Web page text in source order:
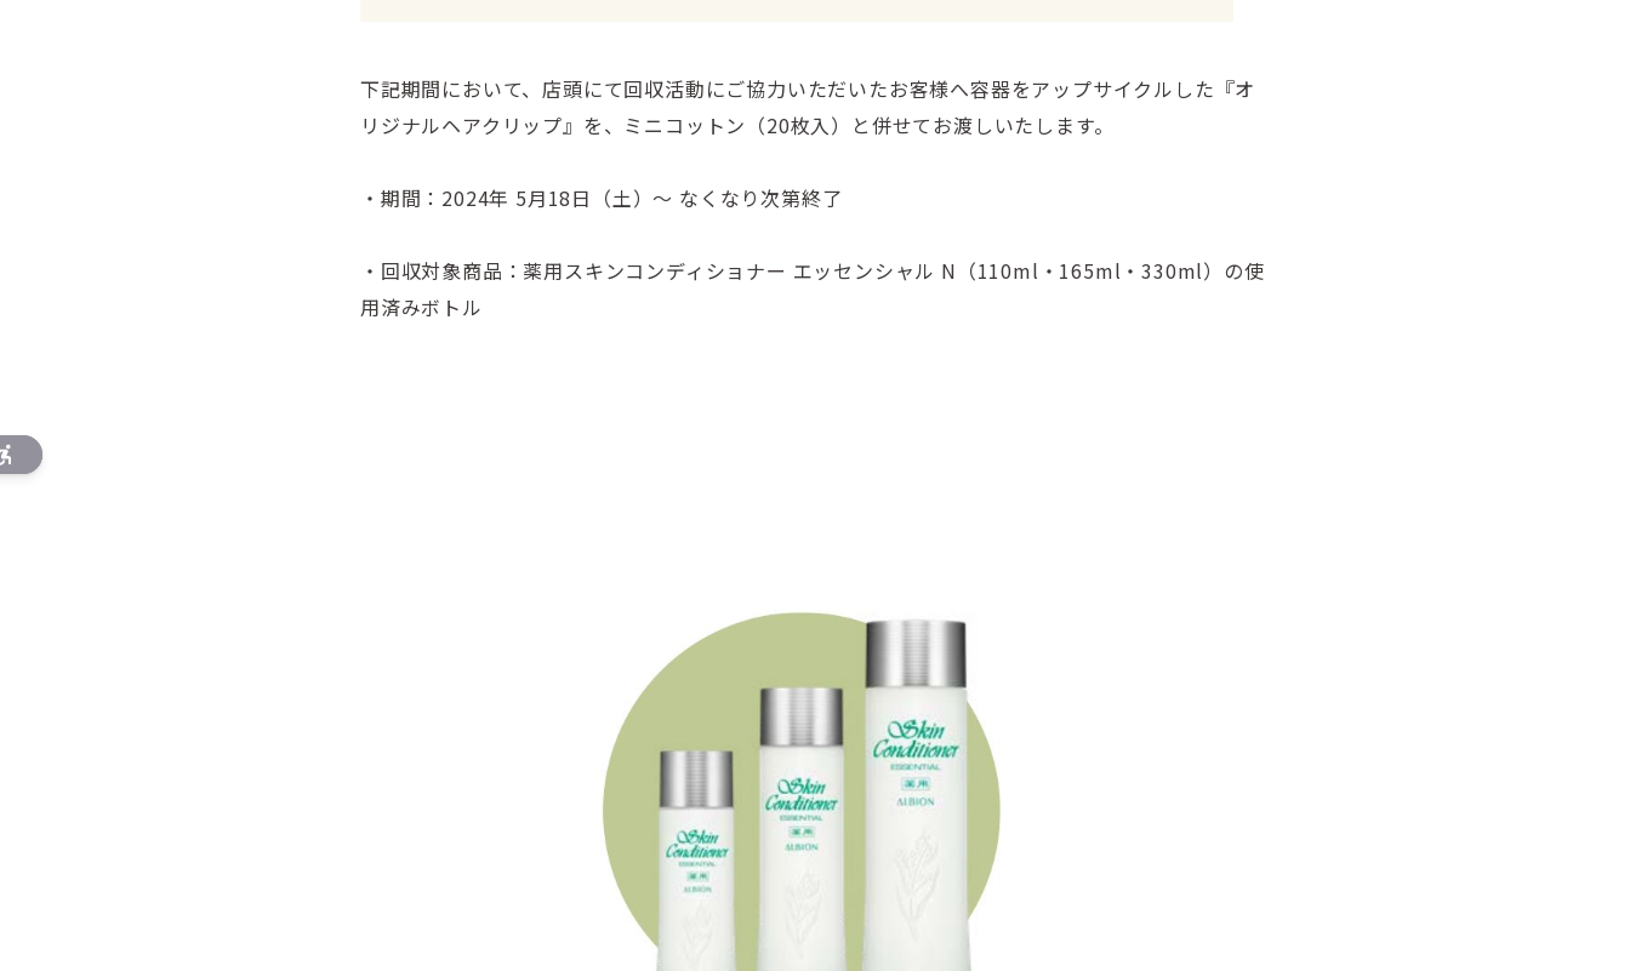
下記期間において、店頭にて回収活動にご協力いただいたお客様へ容器をアップサイクルした『オ
リジナルヘアクリップ』を、ミニコットン（20枚入）と併せてお渡しいたします。
・期間：2024年 5月18日（土）～ なくなり次第終了
・回収対象商品：薬用スキンコンディショナー エッセンシャル N（110ml・165ml・330ml）の使
用済みボトル